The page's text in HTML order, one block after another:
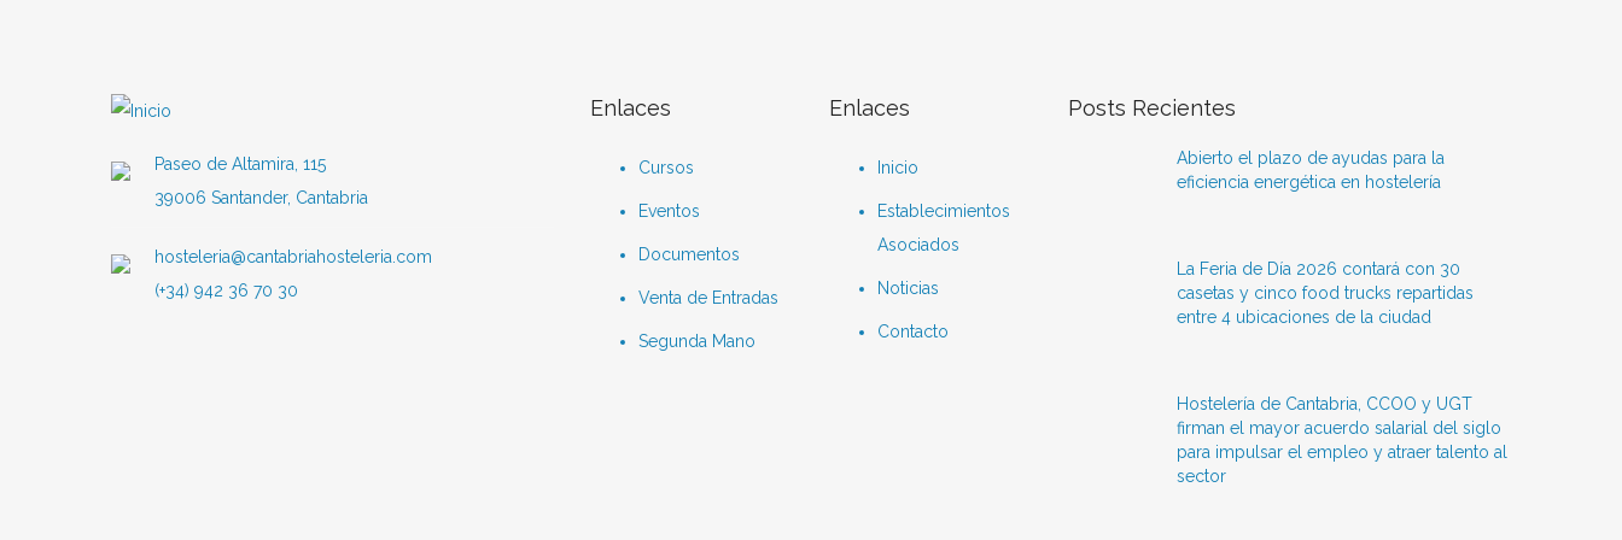
Paseo de Altamira, 115
39006 Santander, Cantabria
hosteleria@cantabriahosteleria.com
(+34) 942 36 70 30
Enlaces
Cursos
Eventos
Documentos
Venta de Entradas
Segunda Mano
Enlaces
Inicio
Establecimientos
Asociados
Noticias
Contacto
Posts Recientes
Abierto el plazo de ayudas para la
eficiencia energética en hostelería
La Feria de Día 2026 contará con 30
casetas y cinco food trucks repartidas
entre 4 ubicaciones de la ciudad
Hostelería de Cantabria, CCOO y UGT
firman el mayor acuerdo salarial del siglo
para impulsar el empleo y atraer talento al
sector